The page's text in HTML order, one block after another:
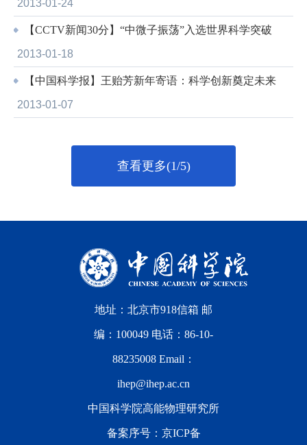
2013-01-24
【CCTV新闻30分】“中微子振荡”入选世界科学突破
2013-01-18
【中国科学报】王贻芳新年寄语：科学创新奠定未来
2013-01-07
查看更多(1/5)
地址：北京市918信箱 邮
编：100049 电话：86-10-
88235008 Email：
ihep@ihep.ac.cn
中国科学院高能物理研究所
备案序号： 京ICP备